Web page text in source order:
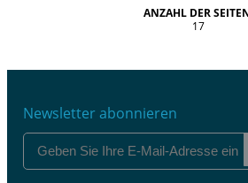
ANZAHL DER
17
Newsletter abonnieren